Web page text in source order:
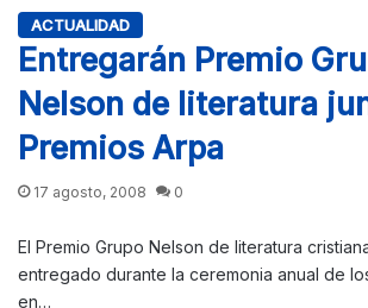
ACTUALIDAD
Entregarán Premio
Nelson de literatura
Premios Arpa
17 agosto, 2008 0
El Premio Grupo Nelson de literatura
entregado durante la ceremonia anual de
en…